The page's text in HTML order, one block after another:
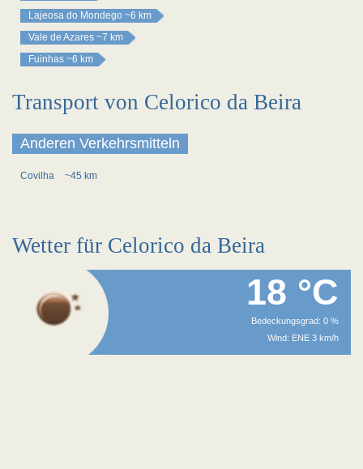
Lajeosa do Mondego ~6 km
Vale de Azares ~7 km
Fuinhas ~6 km
Transport von Celorico da Beira
Anderen Verkehrsmitteln
Covilha ~45 km
Wetter für Celorico da Beira
18 °C
Bedeckungsgrad: 0 %
Wind: ENE 3 km/h